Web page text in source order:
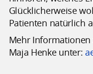
Glücklicherweise
Patienten natürlich
Mehr
Maja Henke unter: